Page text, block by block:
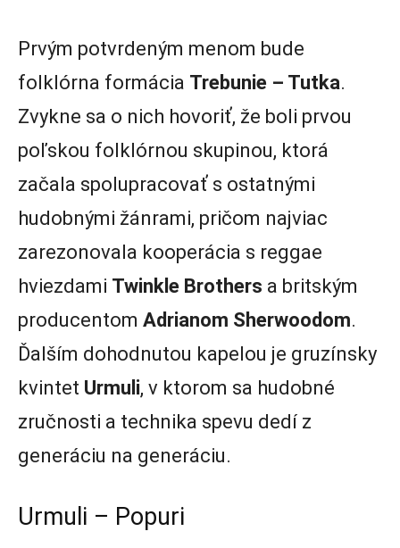
Prvým potvrdeným menom bude
folklórna formácia Trebunie – Tutka.
Zvykne sa o nich hovoriť, že boli prvou
poľskou folklórnou skupinou, ktorá
začala spolupracovať s ostatnými
hudobnými žánrami, pričom najviac
zarezonovala kooperácia s reggae
hviezdami Twinkle Brothers a britským
producentom Adrianom Sherwoodom.
Ďalším dohodnutou kapelou je gruzínsky
kvintet Urmuli, v ktorom sa hudobné
zručnosti a technika spevu dedí z
generáciu na generáciu.
Urmuli – Popuri